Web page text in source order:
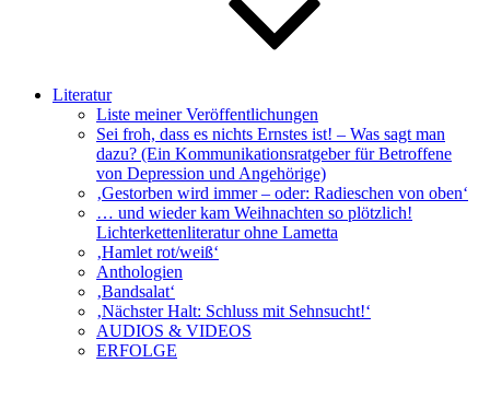
Literatur
Liste meiner Veröffentlichungen
Sei froh, dass es nichts Ernstes ist! – Was sagt man
dazu? (Ein Kommunikationsratgeber für Betroffene
von Depression und Angehörige)
‚Gestorben wird immer – oder: Radieschen von oben‘
… und wieder kam Weihnachten so plötzlich!
Lichterkettenliteratur ohne Lametta
‚Hamlet rot/weiß‘
Anthologien
‚Bandsalat‘
‚Nächster Halt: Schluss mit Sehnsucht!‘
AUDIOS & VIDEOS
ERFOLGE